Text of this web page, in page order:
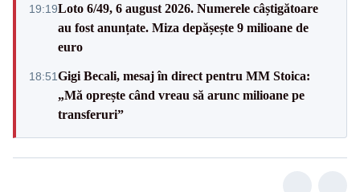
19:19Loto 6/49, 6 august 2026. Numerele câștigătoare
au fost anunțate. Miza depășește 9 milioane de
euro
18:51Gigi Becali, mesaj în direct pentru MM Stoica:
„Mă oprește când vreau să arunc milioane pe
transferuri”